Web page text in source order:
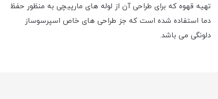
تهیه قهوه که برای طراحی آن از لوله های مارپیچی به منظور حفظ
دما استفاده شده است که جز طراحی های خاص اسپرسوساز
دلونگی می باشد.